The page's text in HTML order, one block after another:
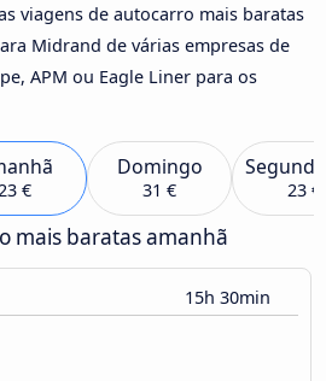
viagens de autocarro mais baratas
Midrand de várias empresas de
APM ou Eagle Liner para os
€
Domingo
31 € 23 €
mais baratas amanhã
15h 30min